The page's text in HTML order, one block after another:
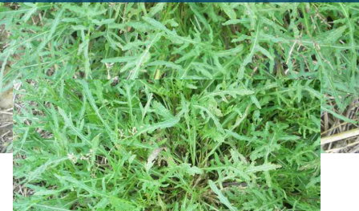
Accueil > Produits > Graines Légumes > Roquettes >
Roquette sauvage Bio